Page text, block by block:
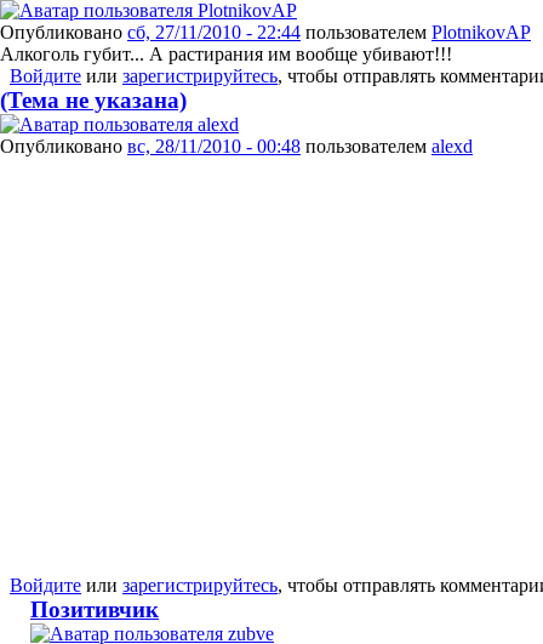
Опубликовано сб, 27/11/2010 - 22:44 пользователем PlotnikovAP
Алкоголь губит... А растирания им вообще убивают!!!
Войдите или зарегистрируйтесь, чтобы отправлять
(Тема не указана)
Опубликовано вс, 28/11/2010 - 00:48 пользователем alexd
Войдите или зарегистрируйтесь, чтобы отправлять
Позитивчик